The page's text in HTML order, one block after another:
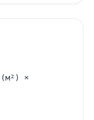
(м²) ×